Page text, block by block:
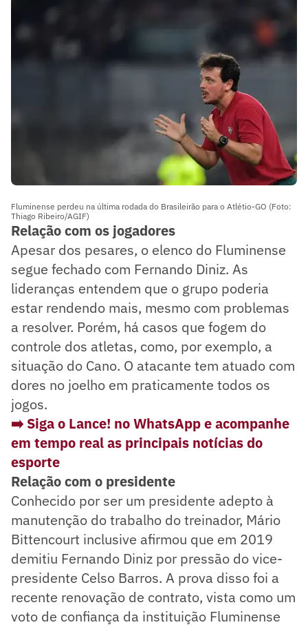
Fluminense perdeu na última rodada do Brasileirão para o Atlétio-GO (Foto:
Thiago Ribeiro/AGIF)
Relação com os jogadores
Apesar dos pesares, o elenco do Fluminense
segue fechado com Fernando Diniz. As
lideranças entendem que o grupo poderia
estar rendendo mais, mesmo com problemas
a resolver. Porém, há casos que fogem do
controle dos atletas, como, por exemplo, a
situação do Cano. O atacante tem atuado com
dores no joelho em praticamente todos os
jogos.
➡️ Siga o Lance! no WhatsApp e acompanhe
em tempo real as principais notícias do
esporte
Relação com o presidente
Conhecido por ser um presidente adepto à
manutenção do trabalho do treinador, Mário
Bittencourt inclusive afirmou que em 2019
demitiu Fernando Diniz por pressão do vice-
presidente Celso Barros. A prova disso foi a
recente renovação de contrato, vista como um
voto de confiança da instituição Fluminense